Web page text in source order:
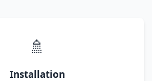
🚿
Installation